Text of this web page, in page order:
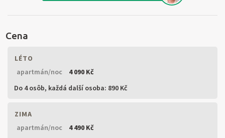
Cena
LÉTO
apartmán/noc
4 090 Kč
Do 4 osôb, každá další osoba: 890 Kč
ZIMA
apartmán/noc
4 490 Kč